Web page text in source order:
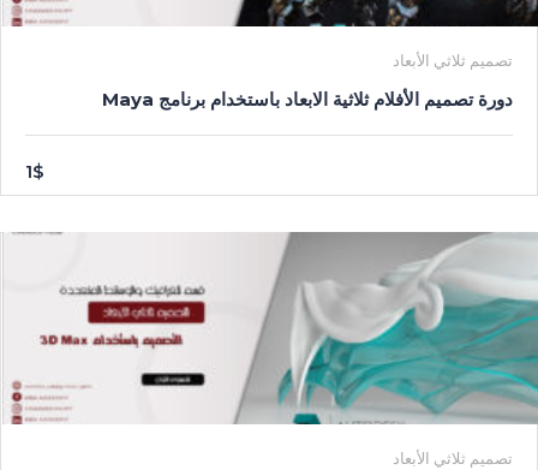
تصميم ثلاثي الأبعاد
دورة تصميم الأفلام ثلاثية الابعاد باستخدام برنامج Maya
1$
تصميم ثلاثي الأبعاد